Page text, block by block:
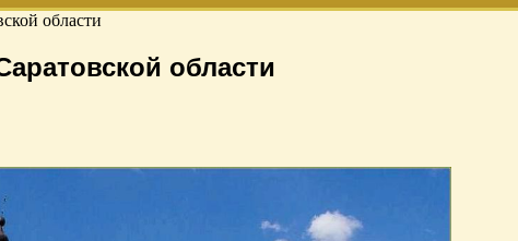
области
области